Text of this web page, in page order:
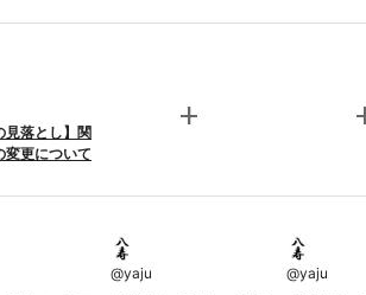
見落とし】関
変更について
add
@yaju
@yaju